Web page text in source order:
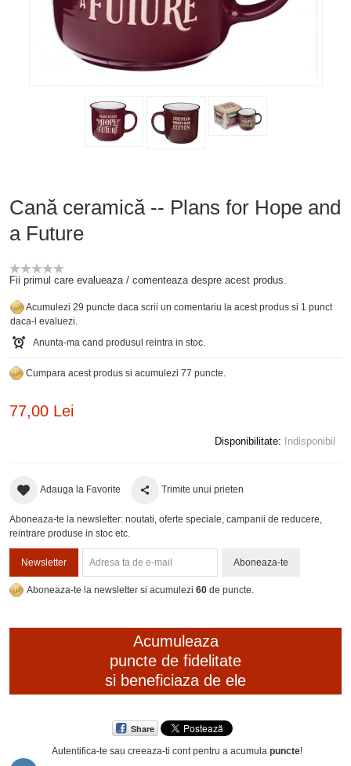
Cană ceramică -- Plans for Hope and
a Future
Fii primul care evalueaza / comenteaza despre acest produs.
Acumulezi 29 puncte daca scrii un comentariu la acest produs si 1 punct
daca-l evaluezi.
Anunta-ma cand produsul reintra in stoc.
Cumpara acest produs si acumulezi 77 puncte.
77,00 Lei
Disponibilitate: Indisponibil
Adauga la Favorite Trimite unui prieten
Aboneaza-te la newsletter: noutati, oferte speciale, campanii de reducere,
reintrare produse in stoc etc.
Newsletter Aboneaza-te
Aboneaza-te la newsletter si acumulezi 60 de puncte.
Acumuleaza
puncte de fidelitate
si beneficiaza de ele
Share
Autentifica-te sau creeaza-ti contpentru a acumula puncte!